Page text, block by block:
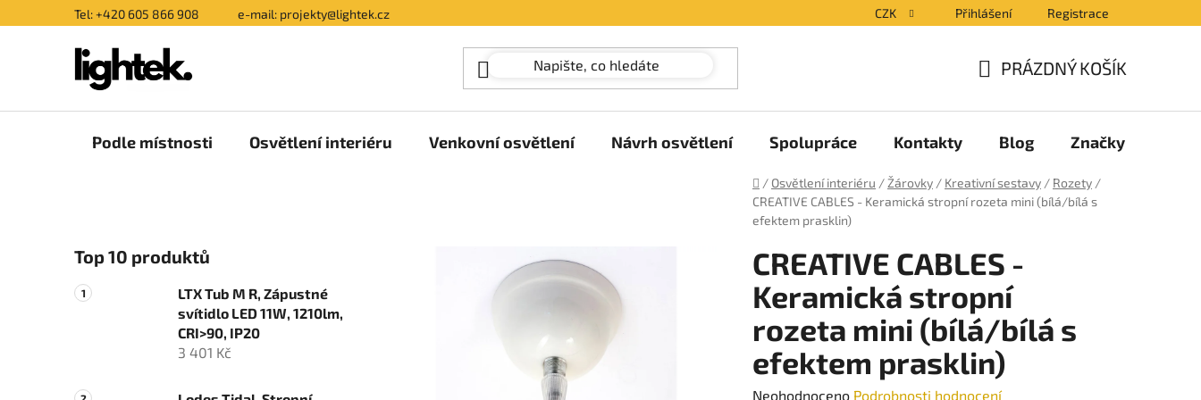
na
Tel: +420 605 866 908 e-mail: projekty@lightek.cz CZK Přihlášení Registrace
KOŠÍK
PRÁZDNÝ KOŠÍK
Podle místnosti Osvětlení interiéru Venkovní osvětlení Návrh osvětlení Spolupráce Kontakty Blog Značky
Domů
/ Osvětlení interiéru / Žárovky / Kreativní sestavy / Rozety /
CREATIVE CABLES - Keramická stropní rozeta mini (bílá/bílá s
efektem prasklin)
o
s
t
Top 10 produktů
LTX Tub M R, Zápustné
svítidlo LED 11W, 1210lm,
CRI>90, IP20
3 401 Kč
CREATIVE CABLES -
Keramická stropní
rozeta mini (bílá/bílá s
efektem prasklin)
Průměrné
Neohodnoceno Podrobnosti hodnocení